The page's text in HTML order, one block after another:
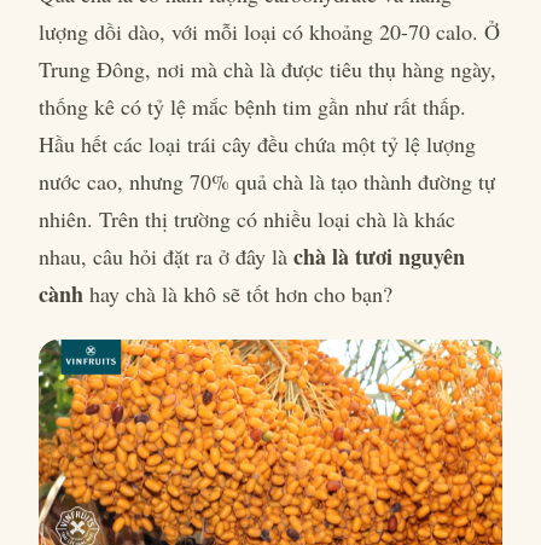
lượng dồi dào, với mỗi loại có khoảng 20-70 calo. Ở
Trung Đông, nơi mà chà là được tiêu thụ hàng ngày,
thống kê có tỷ lệ mắc bệnh tim gần như rất thấp.
Hầu hết các loại trái cây đều chứa một tỷ lệ lượng
nước cao, nhưng 70% quả chà là tạo thành đường tự
nhiên. Trên thị trường có nhiều loại chà là khác
nhau, câu hỏi đặt ra ở đây là chà là tươi nguyên
cành hay chà là khô sẽ tốt hơn cho bạn?